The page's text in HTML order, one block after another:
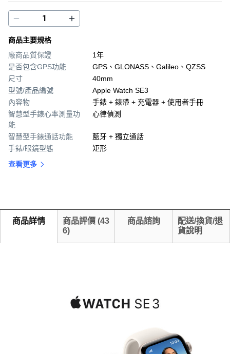
商品主要規格
廠商品質保證
1年
是否包含GPS功能
GPS、GLONASS、Galileo、QZSS
尺寸
40mm
型號/產品編號
Apple Watch SE3
內容物
手錶 + 錶帶 + 充電器 + 使用者手冊
智慧型手錶心率測量功
能
心律偵測
智慧型手錶通話功能
藍牙 + 獨立通話
手錶/眼鏡型態
矩形
查看更多
商品詳情 商品評價 (43
6)
商品諮詢
配送/換貨/退
貨說明